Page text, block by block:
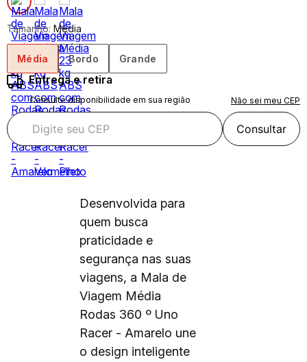
Tamanho: Média
Média Bordo Grande
Entrega e retira
Consulte disponibilidade em sua região Não sei meu CEP
Consultar
Desenvolvida para
quem busca
praticidade e
segurança nas suas
viagens, a Mala de
Viagem Média
Rodas 360 º Uno
Racer - Amarelo une
o design inteligente